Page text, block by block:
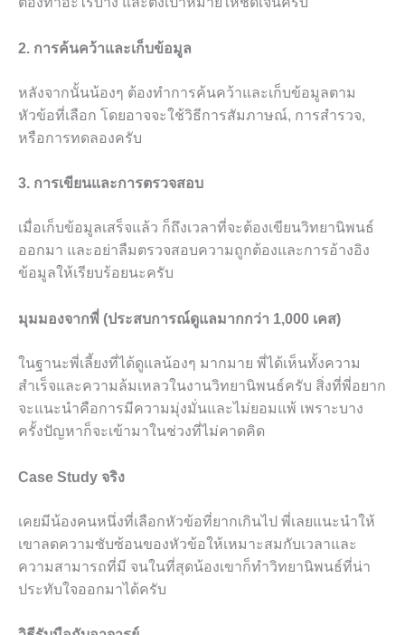
2. การค้นคว้าและเก็บข้อมูล
หลังจากนั้นน้องๆ ต้องทำการค้นคว้าและเก็บข้อมูลตาม
หัวข้อที่เลือก โดยอาจจะใช้วิธีการสัมภาษณ์, การสำรวจ,
หรือการทดลองครับ
3. การเขียนและการตรวจสอบ
เมื่อเก็บข้อมูลเสร็จแล้ว ก็ถึงเวลาที่จะต้องเขียนวิทยานิพนธ์
ออกมา และอย่าลืมตรวจสอบความถูกต้องและการอ้างอิง
ข้อมูลให้เรียบร้อยนะครับ
มุมมองจากพี่ (ประสบการณ์ดูแลมากกว่า 1,000 เคส)
ในฐานะพี่เลี้ยงที่ได้ดูแลน้องๆ มากมาย พี่ได้เห็นทั้งความ
สำเร็จและความล้มเหลวในงานวิทยานิพนธ์ครับ สิ่งที่พี่อยาก
จะแนะนำคือการมีความมุ่งมั่นและไม่ยอมแพ้ เพราะบาง
ครั้งปัญหาก็จะเข้ามาในช่วงที่ไม่คาดคิด
Case Study จริง
เคยมีน้องคนหนึ่งที่เลือกหัวข้อที่ยากเกินไป พี่เลยแนะนำให้
เขาลดความซับซ้อนของหัวข้อให้เหมาะสมกับเวลาและ
ความสามารถที่มี จนในที่สุดน้องเขาก็ทำวิทยานิพนธ์ที่น่า
ประทับใจออกมาได้ครับ